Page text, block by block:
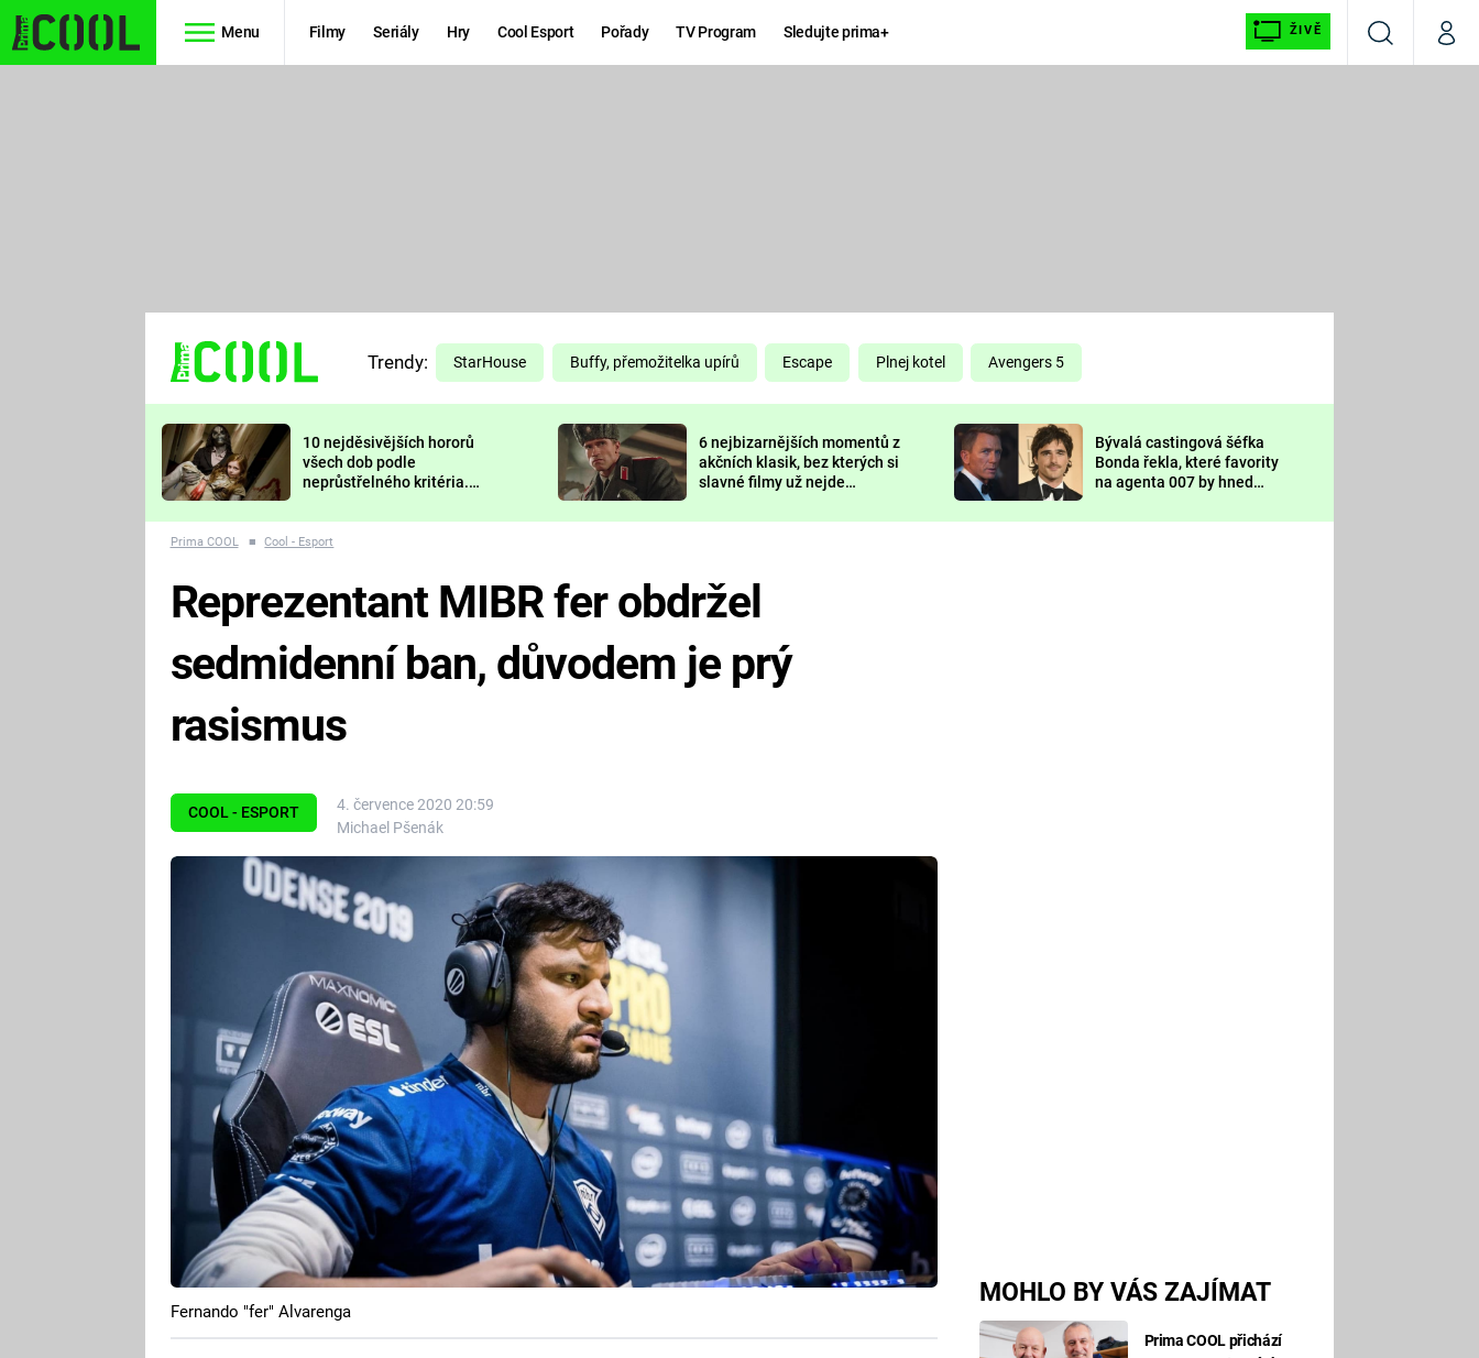
Menu Filmy Seriály Hry Cool Esport Pořady TV Program Sledujte prima+ ŽIVĚ
VyhledáváníMůj
TŘESKU
FUTURAMA
PREDÁTOR
DELIVERANCE
KOMEDIE
CHUCK
NORRIS
DEADPOOL
Prima LAJK
Sledujte nás
Trendy: StarHouse Buffy, přemožitelka upírů Escape Plnej kotel Avengers 5
10 nejděsivějších hororů
všech dob podle
neprůstřelného kritéria.
nejvíc zvednou tep?
6 nejbizarnějších momentů z
akčních klasik, bez kterých si
slavné filmy už nejde
Bývalá castingová šéfka
Bonda řekla, které favority
na agenta 007 by hned
Prima COOL ■ Cool - Esport
COOL - ESPORT
4. července 2020 20:59
Michael Pšenák
MOHLO BY VÁS ZAJÍMAT
Prima COOL přichází
Reprezentant MIBR fer obdržel
sedmidenní ban, důvodem je prý
rasismus
Fernando "fer" Alvarenga